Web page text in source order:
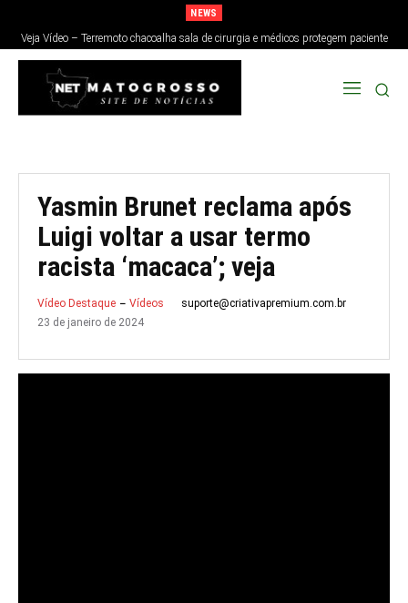
NEWS
Veja Vídeo – Terremoto chacoalha sala de cirurgia e médicos protegem paciente
no Japão; veja
Yasmin Brunet reclama após
Luigi voltar a usar termo
racista ‘macaca’; veja
Vídeo Destaque Vídeos
suporte@criativapremium.com.br
23 de janeiro de 2024